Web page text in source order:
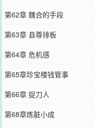
第62章 魏合的手段
第63章 县尊排板
第64章 危机感
第65章珍宝楼钱管事
第66章 捉刀人
第68章炼脏小成